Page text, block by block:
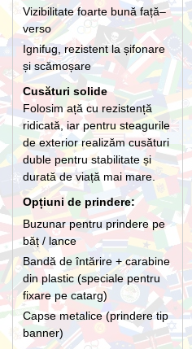
Vizibilitate foarte bună față–
verso
Ignifug, rezistent la șifonare
și scămoșare
Cusături solide
Folosim ață cu rezistență
ridicată, iar pentru steagurile
de exterior realizăm cusături
duble pentru stabilitate și
durată de viață mai mare.
Opțiuni de prindere:
Buzunar pentru prindere pe
băț / lance
Bandă de întărire + carabine
din plastic (speciale pentru
fixare pe catarg)
Capse metalice (prindere tip
banner)